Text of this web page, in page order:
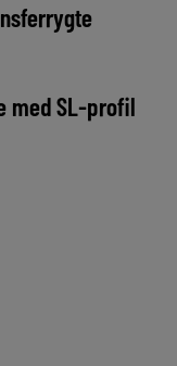
med SL-profil